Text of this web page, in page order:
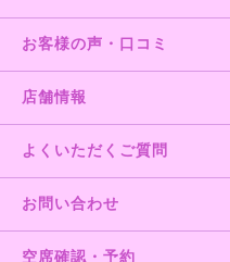
お客様の声・口コミ
店舗情報
よくいただくご質問
お問い合わせ
空席確認・予約